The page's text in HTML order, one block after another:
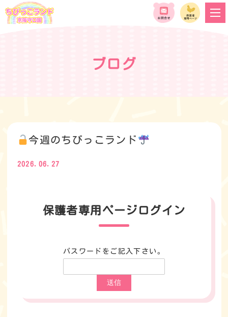
ブログ
今週のちびっこランド
2026.06.27
保護者専用ページログイン
パスワードをご記入下さい。